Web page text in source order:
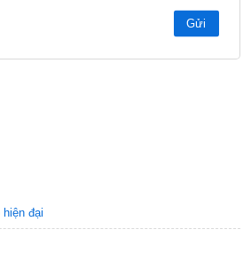
Gửi
đại